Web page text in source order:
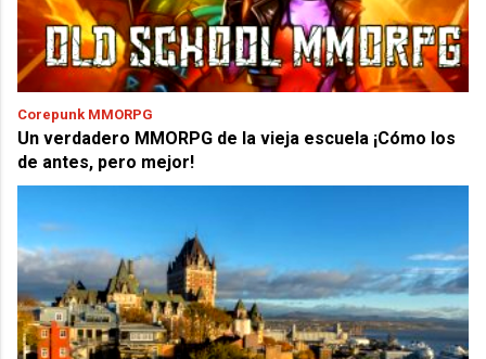
Corepunk MMORPG
Un verdadero MMORPG de la vieja escuela ¡Cómo los
de antes, pero mejor!